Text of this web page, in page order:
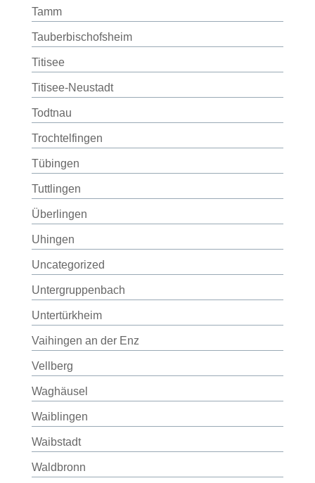
Tamm
Tauberbischofsheim
Titisee
Titisee-Neustadt
Todtnau
Trochtelfingen
Tübingen
Tuttlingen
Überlingen
Uhingen
Uncategorized
Untergruppenbach
Untertürkheim
Vaihingen an der Enz
Vellberg
Waghäusel
Waiblingen
Waibstadt
Waldbronn